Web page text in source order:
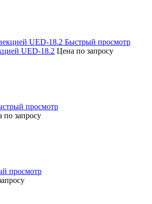
Быстрый просмотр
UED-18.2 Цена по запросу
просмотр
по запросу
просмотр